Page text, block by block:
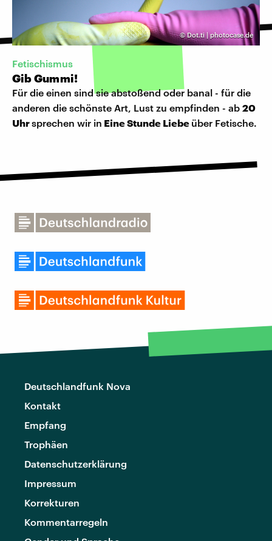
©Dot.ti | photocase.de
Fetischismus
Gib Gummi!
Für die einen sind sie abstoßend oder banal - für die
anderen die schönste Art, Lust zu empfinden - ab 20
Uhrsprechen wir in Eine Stunde Liebe über Fetische.
Deutschlandfunk Nova
Kontakt
Empfang
Trophäen
Datenschutzerklärung
Impressum
Korrekturen
Kommentarregeln